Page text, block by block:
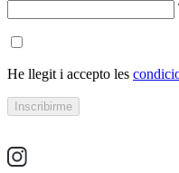
He llegit i accepto les